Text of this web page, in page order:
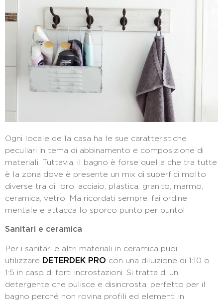
Ogni locale della casa ha le sue caratteristiche
peculiari in tema di abbinamento e composizione di
materiali. Tuttavia, il bagno è forse quella che tra tutte
è la zona dove è presente un mix di superfici molto
diverse tra di loro: acciaio, plastica, granito, marmo,
ceramica, vetro. Ma ricordati sempre, fai ordine
mentale e attacca lo sporco punto per punto!
Sanitari e ceramica
Per i sanitari e altri materiali in ceramica puoi
utilizzare DETERDEK PRO con una diluizione di 1:10 o
1:5 in caso di forti incrostazioni. Si tratta di un
detergente che pulisce e disincrosta, perfetto per il
bagno perché non rovina profili ed elementi in